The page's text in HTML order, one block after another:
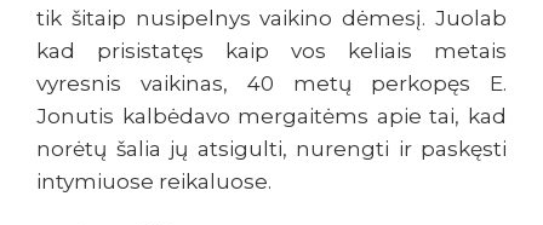
tik šitaip nusipelnys vaikino dėmesį. Juolab
kad prisistatęs kaip vos keliais metais
vyresnis vaikinas, 40 metų perkopęs E.
Jonutis kalbėdavo mergaitėms apie tai, kad
norėtų šalia jų atsigulti, nurengti ir paskęsti
intymiuose reikaluose.